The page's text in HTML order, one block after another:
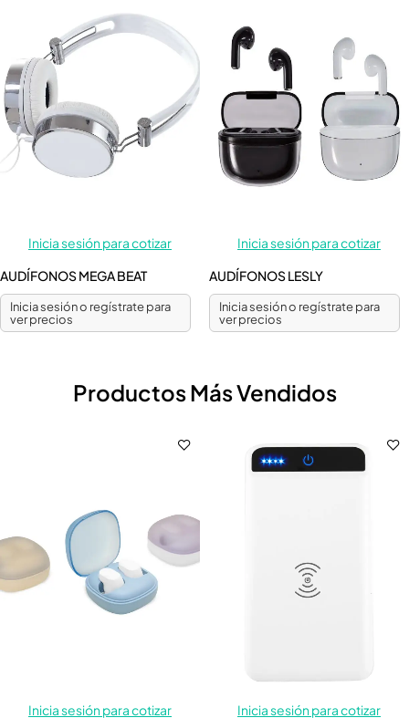
Inicia sesión para cotizar
AUDÍFONOS MEGA BEAT
Inicia sesión o regístrate para
ver precios
Inicia sesión para cotizar
AUDÍFONOS LESLY
Inicia sesión o regístrate para
ver precios
Productos Más Vendidos
Inicia sesión para cotizar
Inicia sesión para cotizar